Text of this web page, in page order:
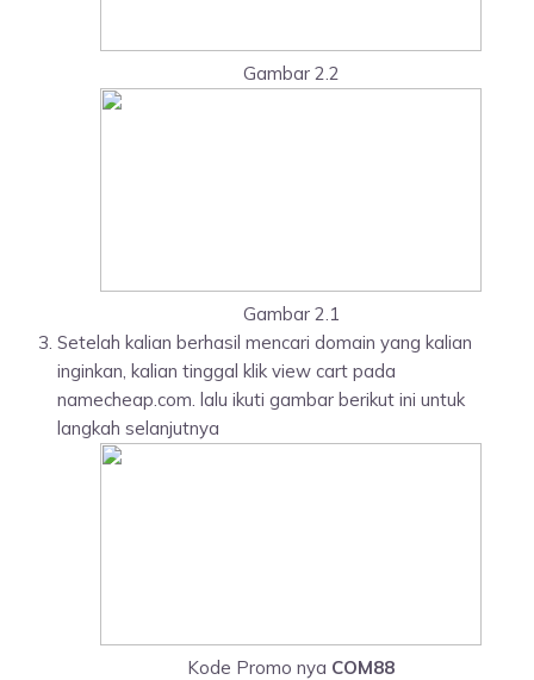
Gambar 2.2
Gambar 2.1
Setelah kalian berhasil mencari domain yang kalian
inginkan, kalian tinggal klik view cart pada
namecheap.com. lalu ikuti gambar berikut ini untuk
langkah selanjutnya
Kode Promo nya COM88